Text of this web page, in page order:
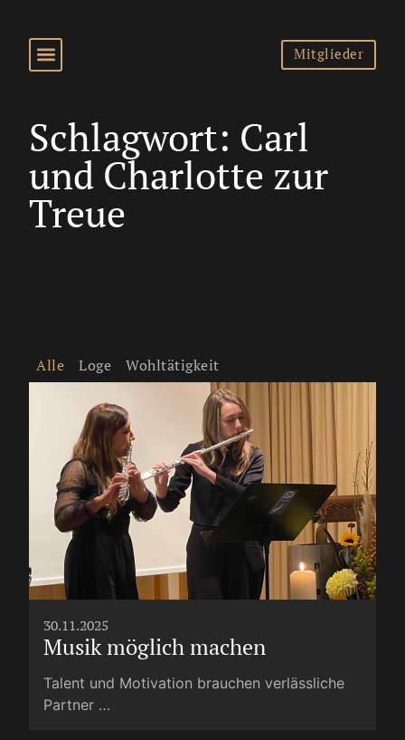
Mitglieder
Schlagwort: Carl
und Charlotte zur
Treue
Loge Wohltätigkeit
Alle
30.11.2025
Musik möglich machen
Talent und Motivation brauchen verlässliche
Partner …